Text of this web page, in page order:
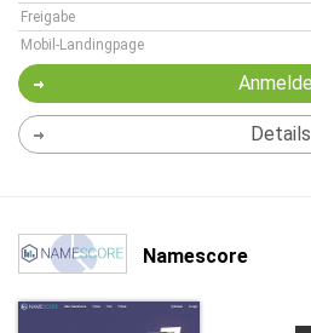
Freigabe
Mobil-Landingpage
Details
Namescore